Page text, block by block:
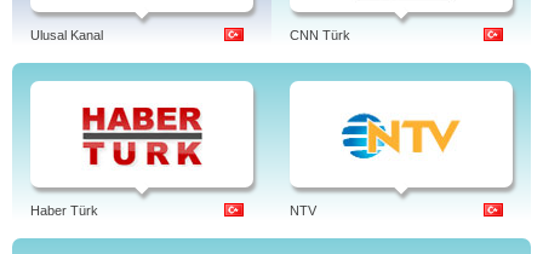
Ulusal Kanal CNN Türk
Haber Türk NTV